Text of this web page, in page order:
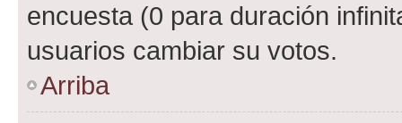
encuesta (0 para duración
usuarios cambiar su votos.
Arriba